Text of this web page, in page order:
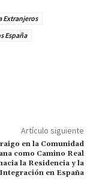
Extranjeros
España
Artículo siguiente
en la Comunidad
como Camino Real
la Residencia y la
Integración en España